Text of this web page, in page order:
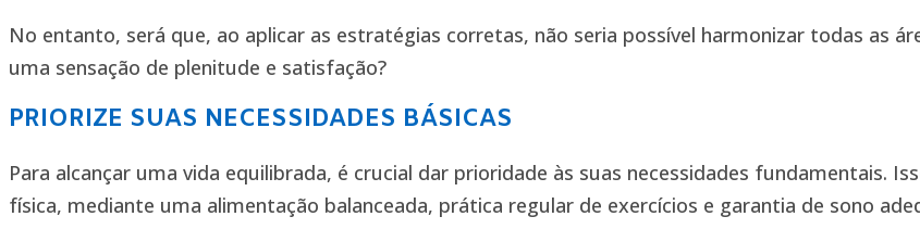
No entanto, será que, ao aplicar as estratégias corretas, não seria possível harmonizar todas as
uma sensação de plenitude e satisfação?
PRIORIZE SUAS NECESSIDADES BÁSICAS
Para alcançar uma vida equilibrada, é crucial dar prioridade às suas necessidades fundamentais.
física, mediante uma alimentação balanceada, prática regular de exercícios e garantia de sono